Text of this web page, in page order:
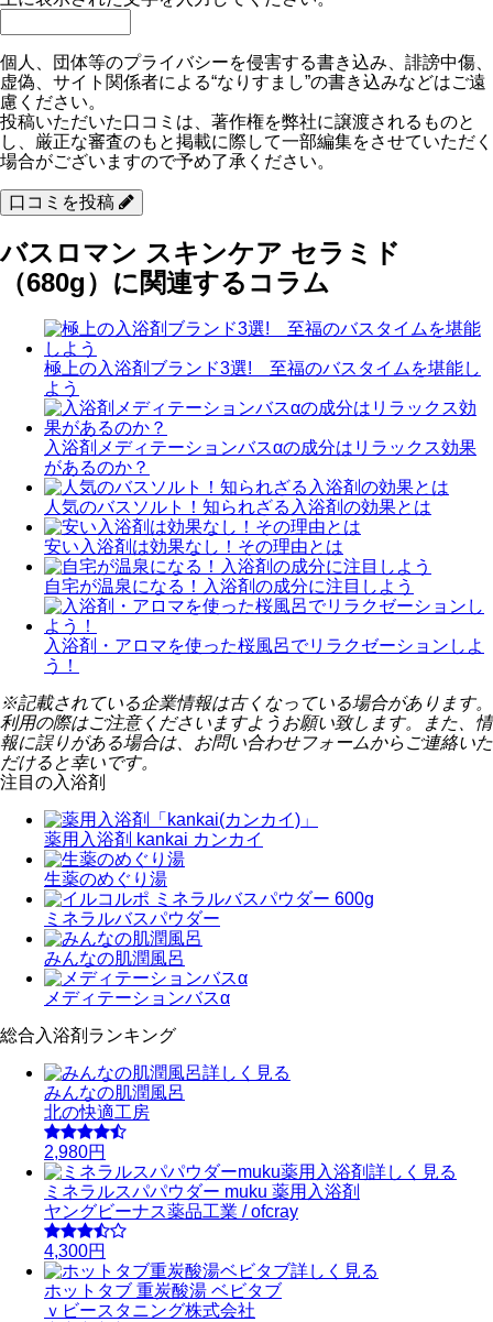
個人、団体等のプライバシーを侵害する書き込み、誹謗中傷、
虚偽、サイト関係者による“なりすまし”の書き込みなどはご遠
慮ください。
投稿いただいた口コミは、著作権を弊社に譲渡されるものと
し、厳正な審査のもと掲載に際して一部編集をさせていただく
場合がございますので予め了承ください。
口コミを投稿
バスロマン スキンケア セラミド
（680g）に関連するコラム
極上の入浴剤ブランド3選! 至福のバスタイムを堪能し
よう
入浴剤メディテーションバスαの成分はリラックス効果
があるのか？
人気のバスソルト！知られざる入浴剤の効果とは
安い入浴剤は効果なし！その理由とは
自宅が温泉になる！入浴剤の成分に注目しよう
入浴剤・アロマを使った桜風呂でリラクゼーションしよ
う！
※記載されている企業情報は古くなっている場合があります。
利用の際はご注意くださいますようお願い致します。また、情
報に誤りがある場合は、お問い合わせフォームからご連絡いた
だけると幸いです。
注目の入浴剤
薬用入浴剤 kankai カンカイ
生薬のめぐり湯
ミネラルバスパウダー
みんなの肌潤風呂
メディテーションバスα
総合入浴剤ランキング
詳しく見る
みんなの肌潤風呂
北の快適工房
2,980円
詳しく見る
ミネラルスパパウダー muku 薬用入浴剤
ヤングビーナス薬品工業 / ofcray
4,300円
詳しく見る
ホットタブ 重炭酸湯 ベビタブ
ｖビースタニング株式会社